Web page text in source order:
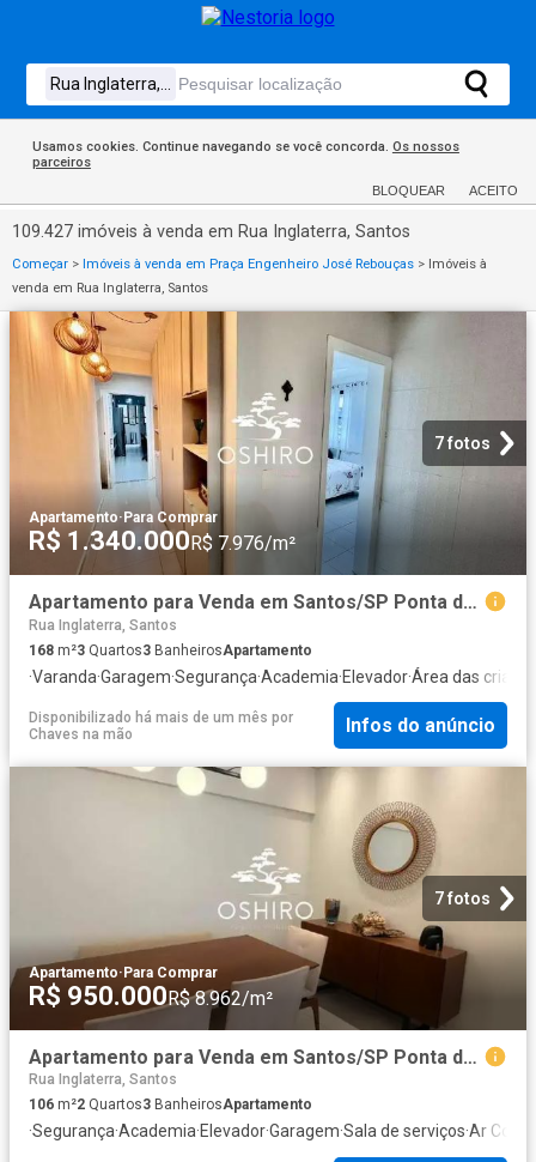
Usamos cookies. Continue navegando se você concorda. Os nossos
parceiros
BLOQUEAR ACEITO
109.427 imóveis à venda em Rua Inglaterra, Santos
Começar > Imóveis à venda em Praça Engenheiro José Rebouças > Imóveis à
venda em Rua Inglaterra, Santos
7 fotos
Apartamento· Para Comprar
R$ 1.340.000R$ 7.976/m²
Apartamento para Venda em Santos/SP Ponta da Praia 3 Quartos
Rua Inglaterra, Santos
168 m²3 Quartos3 BanheirosApartamento
·Varanda·Garagem·Segurança·Academia·Elevador·Área das
Disponibilizado há mais de um mês por
Chaves na mão
Infos do anúncio
7 fotos
Apartamento·Para Comprar
R$ 950.000R$ 8.962/m²
Apartamento para Venda em Santos/SP Ponta da Praia 2 Quartos
Rua Inglaterra, Santos
106 m²2 Quartos3 BanheirosApartamento
·Segurança·Academia·Elevador·Garagem·Sala de serviços·Ar